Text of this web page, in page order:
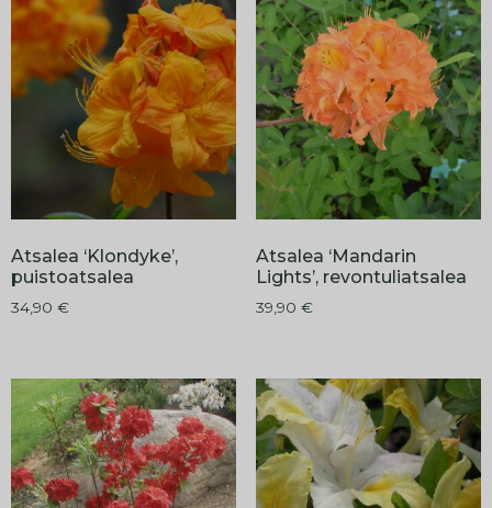
Atsalea ‘Klondyke’,
puistoatsalea
34,90 €
Atsalea ‘Mandarin
Lights’, revontuliatsalea
39,90 €